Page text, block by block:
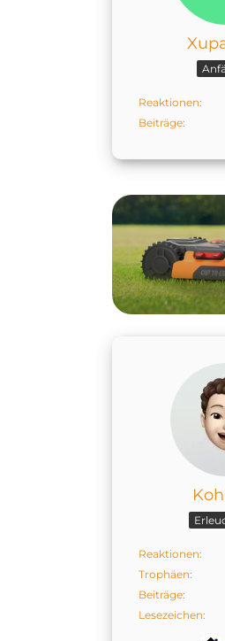
Reaktionen
Beiträge
Reaktionen
Trophäen
Beiträge
Lesezeichen